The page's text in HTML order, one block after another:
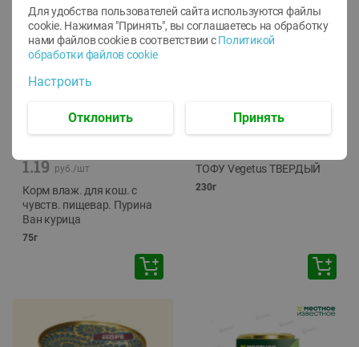
1.19 руб./шт
Корм влаж. для кош. с
чувств. пищевар. Пурина
Ван курица
75г
ТОФУ Vegetus ТВЕРДЫЙ
230г
Для удобства пользователей сайта используются файлы
cookie. Нажимая "Принять", вы соглашаетесь на обработку
нами файлов cookie в соответствии с Политикой
обработки файлов cookie
Настроить
Отклонить Принять